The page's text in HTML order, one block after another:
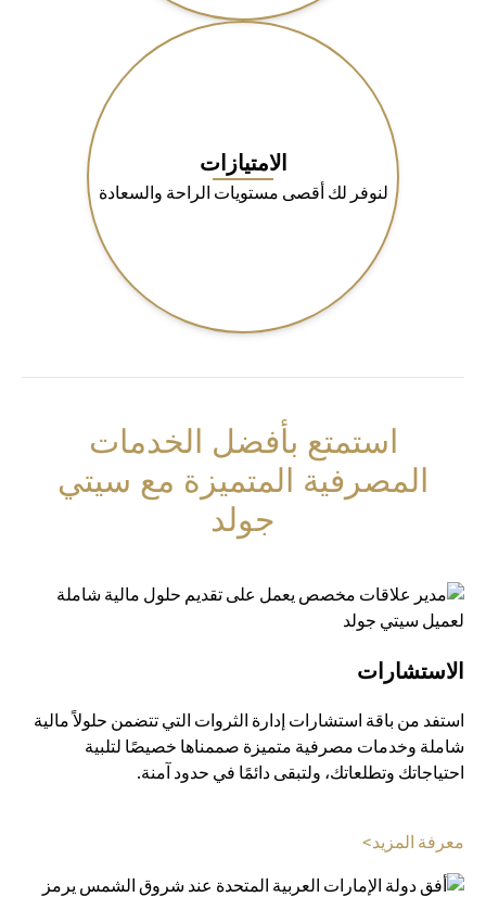
الامتيازات
لنوفر لك أقصى مستويات الراحة والسعادة
استمتع بأفضل الخدمات
المصرفية المتميزة مع سيتي
جولد
الاستشارات
استفد من باقة استشارات إدارة الثروات التي تتضمن حلولاً مالية
شاملة وخدمات مصرفية متميزة صممناها خصيصًا لتلبية
احتياجاتك وتطلعاتك، ولتبقى دائمًا في حدود آمنة.
معرفة المزيد>